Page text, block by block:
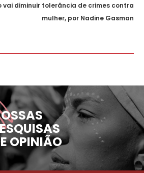
vai diminuir tolerância de crimes contra
mulher, por Nadine Gasman
OPINIÃO